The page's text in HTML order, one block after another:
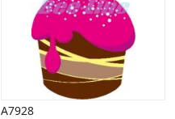
A7928